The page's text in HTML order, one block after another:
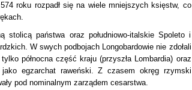
roku rozpadł się na wiele mniejszych księstw, co
stolicą państwa oraz południowo-italskie Spoleto i
W swych podbojach Longobardowie nie zdołali
północna część kraju (przyszła Lombardia) oraz
egzarchat raweński. Z czasem okręg rzymski
pod nominalnym zarządem cesarstwa.